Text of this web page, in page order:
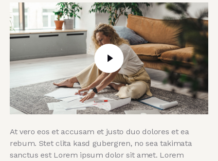
At vero eos et accusam et justo duo dolores et ea
rebum. Stet clita kasd gubergren, no sea takimata
sanctus est Lorem ipsum dolor sit amet. Lorem